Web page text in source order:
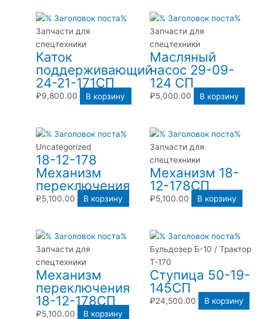
Запчасти для
спецтехники
Каток
поддерживающий
24-21-171СП
₽9,800.00 В корзину
Запчасти для
спецтехники
Масляный
насос 29-09-
124 СП
₽5,000.00 В корзину
Uncategorized
18-12-178
Механизм
переключения
₽5,100.00 В корзину
Запчасти для
спецтехники
Механизм 18-
12-178СП
₽5,100.00 В корзину
Запчасти для
спецтехники
Механизм
переключения
18-12-178СП
₽5,100.00 В корзину
Бульдозер Б-10 / Трактор
Т-170
Ступица 50-19-
145СП
₽24,500.00 В корзину